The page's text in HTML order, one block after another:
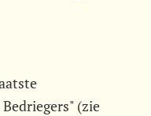
(zie